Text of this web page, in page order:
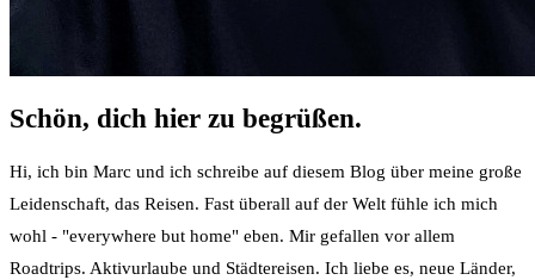
Schön, dich hier zu begrüßen.
Hi, ich bin Marc und ich schreibe auf diesem Blog über meine große
Leidenschaft, das Reisen. Fast überall auf der Welt fühle ich mich
wohl - "everywhere but home" eben. Mir gefallen vor allem
Roadtrips. Aktivurlaube und Städtereisen. Ich liebe es, neue Länder,